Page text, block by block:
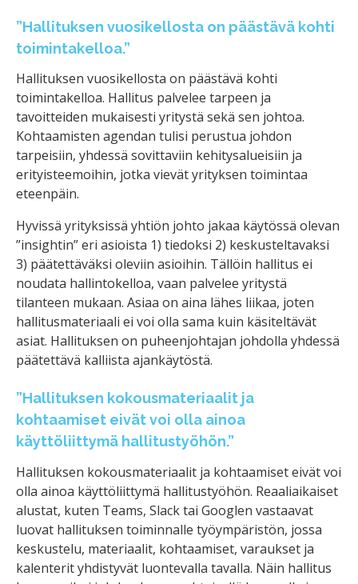
”Hallituksen vuosikellosta on päästävä kohti
toimintakelloa.”
Hallituksen vuosikellosta on päästävä kohti
toimintakelloa. Hallitus palvelee tarpeen ja
tavoitteiden mukaisesti yritystä sekä sen johtoa.
Kohtaamisten agendan tulisi perustua johdon
tarpeisiin, yhdessä sovittaviin kehitysalueisiin ja
erityisteemoihin, jotka vievät yrityksen toimintaa
eteenpäin.
Hyvissä yrityksissä yhtiön johto jakaa käytössä olevan
”insightin” eri asioista 1) tiedoksi 2) keskusteltavaksi
3) päätettäväksi oleviin asioihin. Tällöin hallitus ei
noudata hallintokelloa, vaan palvelee yritystä
tilanteen mukaan. Asiaa on aina lähes liikaa, joten
hallitusmateriaali ei voi olla sama kuin käsiteltävät
asiat. Hallituksen on puheenjohtajan johdolla yhdessä
päätettävä kalliista ajankäytöstä.
”Hallituksen kokousmateriaalit ja
kohtaamiset eivät voi olla ainoa
käyttöliittymä hallitustyöhön.”
Hallituksen kokousmateriaalit ja kohtaamiset eivät voi
olla ainoa käyttöliittymä hallitustyöhön. Reaaliaikaiset
alustat, kuten Teams, Slack tai Googlen vastaavat
luovat hallituksen toiminnalle työympäristön, jossa
keskustelu, materiaalit, kohtaamiset, varaukset ja
kalenterit yhdistyvät luontevalla tavalla. Näin hallitus